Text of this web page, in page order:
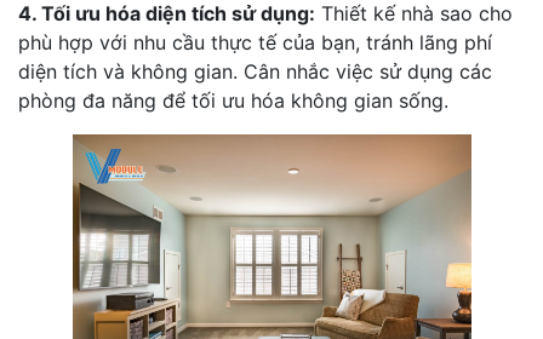
4. Tối ưu hóa diện tích sử dụng: Thiết kế nhà sao cho
phù hợp với nhu cầu thực tế của bạn, tránh lãng phí
diện tích và không gian. Cân nhắc việc sử dụng các
phòng đa năng để tối ưu hóa không gian sống.